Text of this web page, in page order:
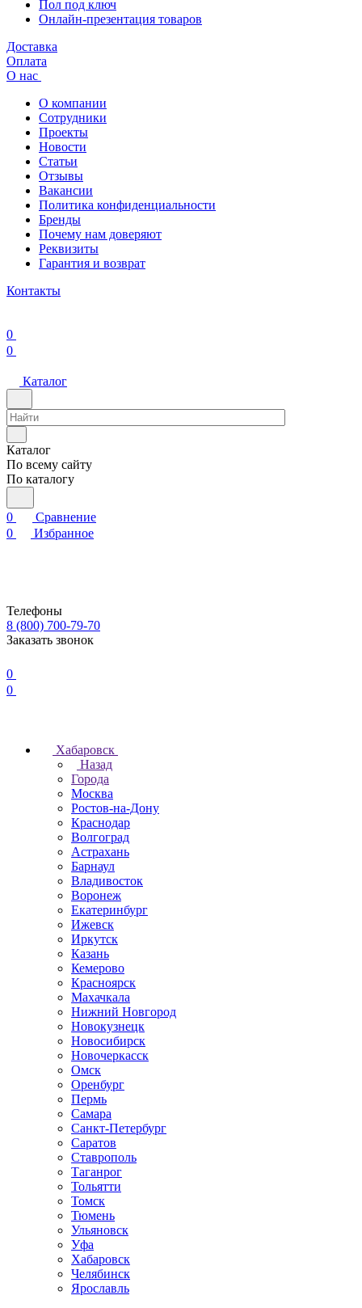
Пол под ключ
Онлайн-презентация товаров
Доставка
Оплата
О нас
О компании
Сотрудники
Проекты
Новости
Статьи
Отзывы
Вакансии
Политика конфиденциальности
Бренды
Почему нам доверяют
Реквизиты
Гарантия и возврат
Контакты
0
0
Каталог
Каталог
По всему сайту
По каталогу
0
Сравнение
0
Избранное
Телефоны
8 (800) 700-79-70
Заказать звонок
0
0
Хабаровск
Назад
Города
Москва
Ростов-на-Дону
Краснодар
Волгоград
Астрахань
Барнаул
Владивосток
Воронеж
Екатеринбург
Ижевск
Иркутск
Казань
Кемерово
Красноярск
Махачкала
Нижний Новгород
Новокузнецк
Новосибирск
Новочеркаcск
Омск
Оренбург
Пермь
Самара
Санкт-Петербург
Саратов
Ставрополь
Таганрог
Тольятти
Томск
Тюмень
Ульяновск
Уфа
Хабаровск
Челябинск
Ярославль